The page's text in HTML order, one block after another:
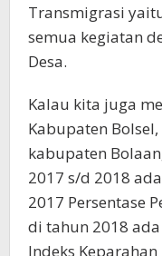
Transmigrasi
semua kegiatan
Desa.
Kalau kita juga
Kabupaten
kabupaten
2017 s/d 2018
2017 Persentase
di tahun 2018
Indeks